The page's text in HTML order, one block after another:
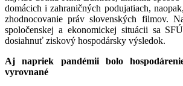
domácich i zahraničných podujatiach,
zhodnocovanie práv slovenských filmov.
spoločenskej a ekonomickej situácii sa
dosiahnuť ziskový hospodársky výsledok.
Aj napriek pandémii bolo
vyrovnané